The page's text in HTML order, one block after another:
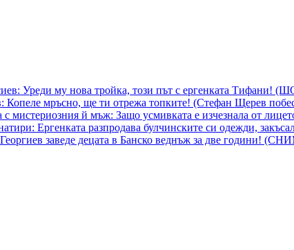
Уреди му нова тройка, този път с ергенката
Копеле мръсно, ще ти отрежа топките! (Стефан Щерев
й мъж: Защо усмивката е изчезнала от
Ергенката разпродава булчинските си одежди,
заведе децата в Банско веднъж за две години!